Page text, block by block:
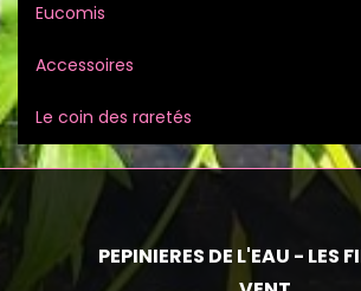
Eucomis
Accessoires
Le coin des raretés
PEPINIERES DE L'EAU - LES